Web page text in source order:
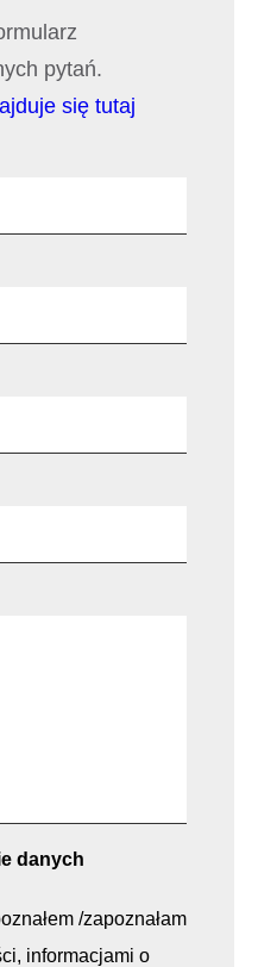
pytań.
się tutaj
danych
/zapoznałam
informacjami o